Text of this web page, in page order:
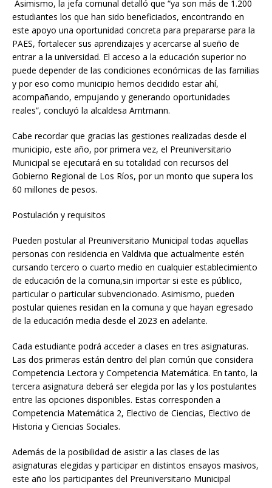
Asimismo, la jefa comunal detalló que “ya son más de 1.200
estudiantes los que han sido beneficiados, encontrando en
este apoyo una oportunidad concreta para prepararse para la
PAES, fortalecer sus aprendizajes y acercarse al sueño de
entrar a la universidad. El acceso a la educación superior no
puede depender de las condiciones económicas de las familias
y por eso como municipio hemos decidido estar ahí,
acompañando, empujando y generando oportunidades
reales”, concluyó la alcaldesa Amtmann.
Cabe recordar que gracias las gestiones realizadas desde el
municipio, este año, por primera vez, el Preuniversitario
Municipal se ejecutará en su totalidad con recursos del
Gobierno Regional de Los Ríos, por un monto que supera los
60 millones de pesos.
Postulación y requisitos
Pueden postular al Preuniversitario Municipal todas aquellas
personas con residencia en Valdivia que actualmente estén
cursando tercero o cuarto medio en cualquier establecimiento
de educación de la comuna,sin importar si este es público,
particular o particular subvencionado. Asimismo, pueden
postular quienes residan en la comuna y que hayan egresado
de la educación media desde el 2023 en adelante.
Cada estudiante podrá acceder a clases en tres asignaturas.
Las dos primeras están dentro del plan común que considera
Competencia Lectora y Competencia Matemática. En tanto, la
tercera asignatura deberá ser elegida por las y los postulantes
entre las opciones disponibles. Estas corresponden a
Competencia Matemática 2, Electivo de Ciencias, Electivo de
Historia y Ciencias Sociales.
Además de la posibilidad de asistir a las clases de las
asignaturas elegidas y participar en distintos ensayos masivos,
este año los participantes del Preuniversitario Municipal